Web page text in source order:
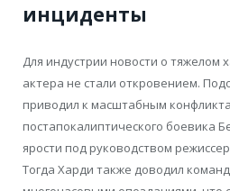
инциденты
Для индустрии новости о тяжелом
актера не стали откровением.
приводил к масштабным
постапокалиптического боевика
ярости под руководством
Тогда Харди также доводил